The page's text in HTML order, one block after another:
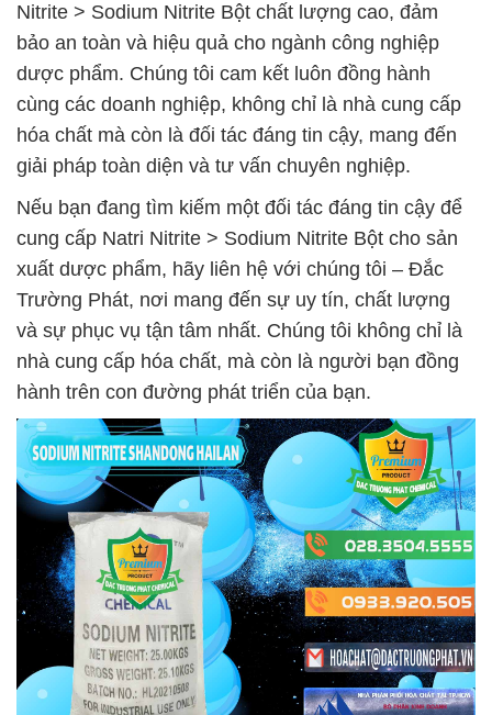
Nitrite > Sodium Nitrite Bột chất lượng cao, đảm
bảo an toàn và hiệu quả cho ngành công nghiệp
dược phẩm. Chúng tôi cam kết luôn đồng hành
cùng các doanh nghiệp, không chỉ là nhà cung cấp
hóa chất mà còn là đối tác đáng tin cậy, mang đến
giải pháp toàn diện và tư vấn chuyên nghiệp.
Nếu bạn đang tìm kiếm một đối tác đáng tin cậy để
cung cấp Natri Nitrite > Sodium Nitrite Bột cho sản
xuất dược phẩm, hãy liên hệ với chúng tôi – Đắc
Trường Phát, nơi mang đến sự uy tín, chất lượng
và sự phục vụ tận tâm nhất. Chúng tôi không chỉ là
nhà cung cấp hóa chất, mà còn là người bạn đồng
hành trên con đường phát triển của bạn.